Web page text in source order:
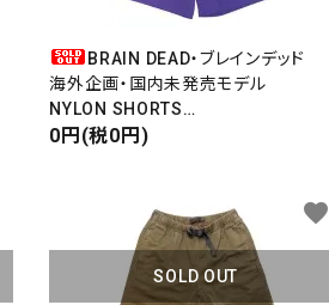
BRAIN DEAD・ブレインデッド
海外企画・国内未発売モデル
NYLON SHORTS
ナイロンショーツ
0円(税0円)
SOLD OUT
favorite
close